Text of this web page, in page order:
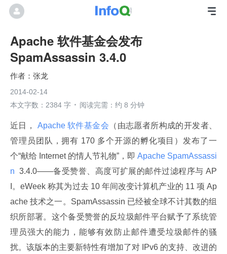
Apache 软件基金会发布
SpamAssassin 3.4.0
张龙
2014-02-14
本文字数：2384 字
阅读完需：约 8 分钟
近日， Apache 软件基金会 （由志愿者所构成的开发者、
管理员团队，拥有 170 多个开源的孵化项目）发布了一
个“献给 Internet 的情人节礼物”，即 Apache SpamAssassi
n 3.4.0——备受赞誉、高度可扩展的邮件过滤程序与 AP
I。eWeek 称其为过去 10 年间改变计算机产业的 11 项 Ap
ache 技术之一。SpamAssassin 已经被全球不计其数的组
织所部署。这个备受赞誉的反垃圾邮件平台赋予了系统管
理员强大的能力，能够有效防止邮件遭受垃圾邮件的骚
扰。该版本的主要新特性有增加了对 IPv6 的支持、改进的